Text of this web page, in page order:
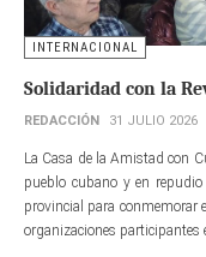
INTERNACIONAL
Solidaridad con la
REDACCIÓN 31 JULIO 2026
La Casa de la Amistad con
pueblo cubano y en
provincial para conmemorar
organizaciones